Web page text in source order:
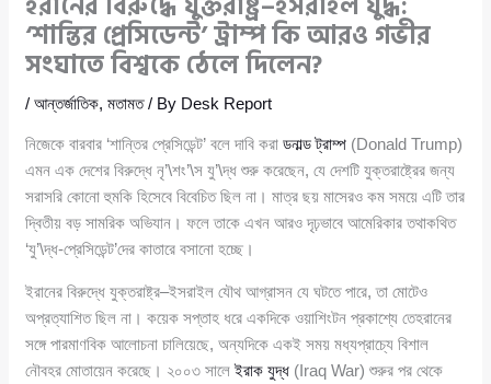
‘শান্তির প্রেসিডেন্ট’ ট্রাম্প কি আরও গভীর
সংঘাতে বিশ্বকে ঠেলে দিলেন?
/আন্তর্জাতিক,মতামত/ By Desk Report
নিজেকে বারবার ‘শান্তির প্রেসিডেন্ট’ বলে দাবি করাডনাল্ড ট্রাম্প (Donald Trump)
এমন এক দেশের বিরুদ্ধে নৃ’\শং’\স যু’\দ্ধ শুরু করেছেন, যে দেশটি যুক্তরাষ্ট্রের জন্য
সরাসরি কোনো হুমকি হিসেবে বিবেচিত ছিল না। মাত্র ছয় মাসেরও কম সময়ে এটি তার
দ্বিতীয় বড় সামরিক অভিযান। ফলে তাকে এখন আরও দৃঢ়ভাবে আমেরিকার তথাকথিত
‘যু’\দ্ধ-প্রেসিডেন্ট’দের কাতারে বসানো হচ্ছে।
ইরানের বিরুদ্ধে যুক্তরাষ্ট্র–ইসরাইল যৌথ আগ্রাসন যে ঘটতে পারে, তা মোটেও
অপ্রত্যাশিত ছিল না। কয়েক সপ্তাহ ধরে একদিকে ওয়াশিংটন প্রকাশ্যে তেহরানের
সঙ্গে পারমাণবিক আলোচনা চালিয়েছে, অন্যদিকে একই সময় মধ্যপ্রাচ্যে বিশাল
নৌবহর মোতায়েন করেছে। ২০০৩ সালেইরাক যুদ্ধ (Iraq War) শুরুর পর থেকে